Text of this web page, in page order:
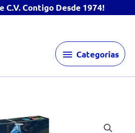
C.V. Contigo Desde 1974!
Categorias
Categorias